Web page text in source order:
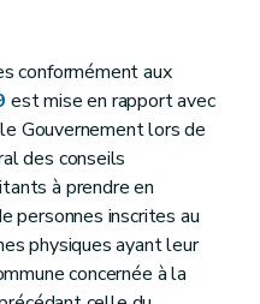
communales
Disposition générale
des actes
conformément aux
est mise en rapport avec
Gouvernement lors de
des conseils
à prendre en
personnes inscrites au
physiques ayant leur
concernée à la